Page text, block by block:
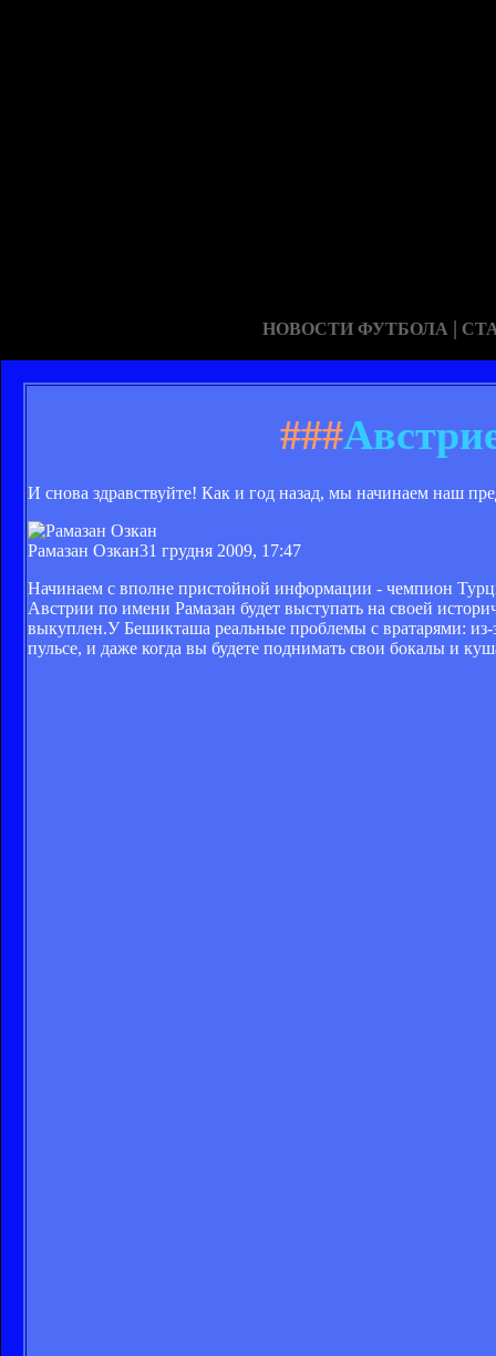
НОВОСТИ ФУТБОЛА |
###
И снова здравствуйте! Как и год назад, мы начинаем наш
Рамазан Озкан31 грудня 2009, 17:47
Начинаем с вполне пристойной информации - чемпион
Австрии по имени Рамазан будет выступать на своей
выкуплен.У Бешикташа реальные проблемы с вратарями:
пульсе, и даже когда вы будете поднимать свои бокалы и